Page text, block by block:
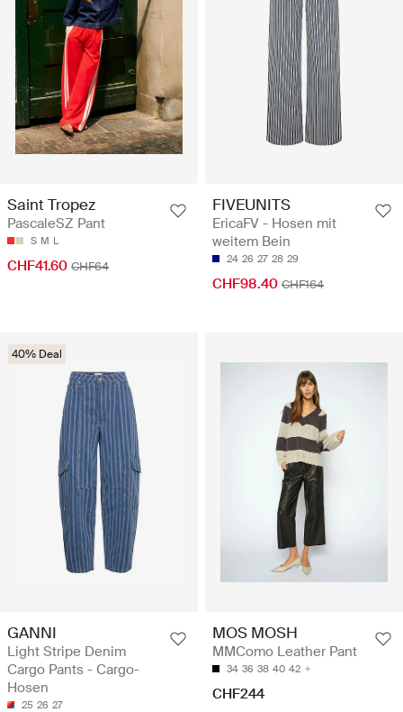
Saint Tropez
PascaleSZ Pant
S M L
CHF41.60 CHF64
FIVEUNITS
EricaFV - Hosen mit
weitem Bein
24 26 27 28 29
CHF98.40 CHF164
40% Deal
GANNI
Light Stripe Denim
Cargo Pants - Cargo-
Hosen
25 26 27
MOS MOSH
MMComo Leather Pant
34 36 38 40 42
CHF244